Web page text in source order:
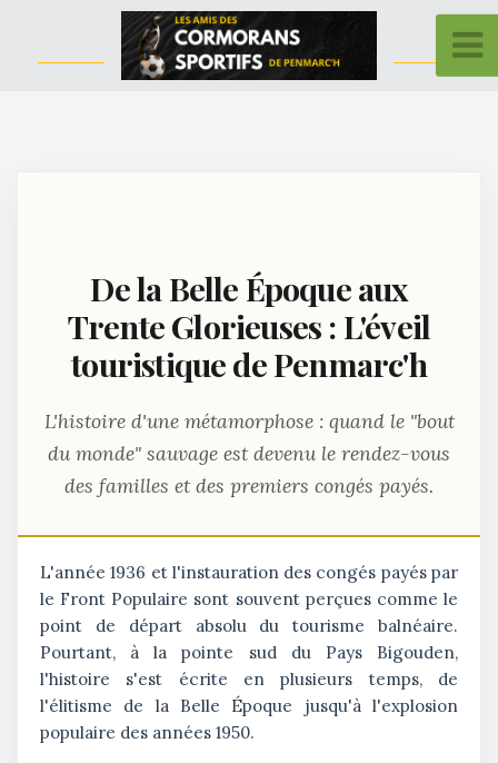
De la Belle Époque aux
Trente Glorieuses : L'éveil
touristique de Penmarc'h
L'histoire d'une métamorphose : quand le "bout
du monde" sauvage est devenu le rendez-vous
des familles et des premiers congés payés.
L'année 1936 et l'instauration des congés payés par
le Front Populaire sont souvent perçues comme le
point de départ absolu du tourisme balnéaire.
Pourtant, à la pointe sud du Pays Bigouden,
l'histoire s'est écrite en plusieurs temps, de
l'élitisme de la Belle Époque jusqu'à l'explosion
populaire des années 1950.